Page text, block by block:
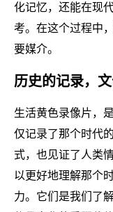
化记忆，还能在现
考。在这个过程中
要媒介。
历史的记录，
生活黄色录像片，
仅记录了那个时代
式，也见证了人类
以更好地理解那个
力。它们是我们了